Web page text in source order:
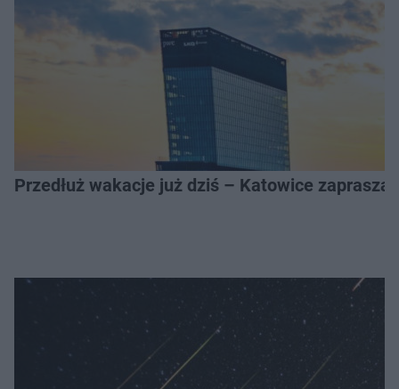
Przedłuż wakacje już dziś – Katowice